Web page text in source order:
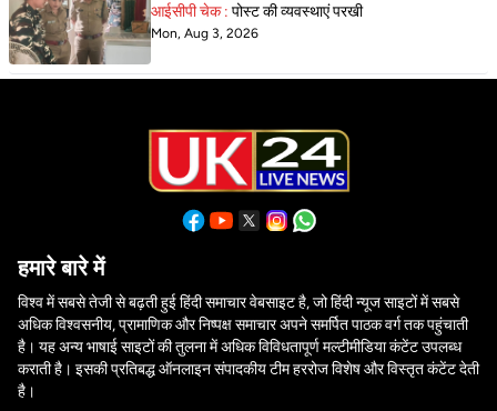
आईसीपी चेक : पोस्ट की व्यवस्थाएं परखी
Mon, Aug 3, 2026
हमारे बारे में
विश्व में सबसे तेजी से बढ़ती हुई हिंदी समाचार वेबसाइट है, जो हिंदी न्यूज साइटों में सबसे
अधिक विश्वसनीय, प्रामाणिक और निष्पक्ष समाचार अपने समर्पित पाठक वर्ग तक पहुंचाती
है। यह अन्य भाषाई साइटों की तुलना में अधिक विविधतापूर्ण मल्टीमीडिया कंटेंट उपलब्ध
कराती है। इसकी प्रतिबद्ध ऑनलाइन संपादकीय टीम हररोज विशेष और विस्तृत कंटेंट देती
है।